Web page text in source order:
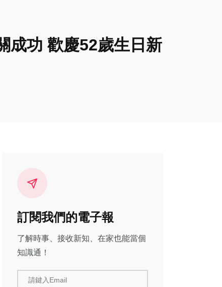
成功 歡慶52歲生日新
訂閱我們的電子報
了解時事、接收新知、在家也能當個
知識通！
請鍵入Email